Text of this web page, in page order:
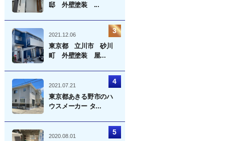
邸 外壁塗装 ...
2021.12.06
東京都 立川市 砂川
町 外壁塗装 屋...
2021.07.21
東京都あきる野市のハ
ウスメーカー タ...
2020.08.01